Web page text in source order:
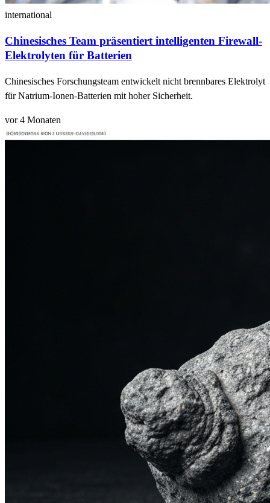
international
Chinesisches Team präsentiert intelligenten Firewall-
Elektrolyten für Batterien
Chinesisches Forschungsteam entwickelt nicht brennbares Elektrolyt
für Natrium-Ionen-Batterien mit hoher Sicherheit.
vor 4 Monaten